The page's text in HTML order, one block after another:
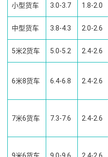
小型货车 3.0-3.7 1.8-2.0
中型货车 3.8-4.3 2.0-2.6
5米2货车 5.0-5.2 2.4-2.6
6米8货车 6.4-6.8 2.4-2.6
7米6货车 7.3-7.6 2.4-2.6